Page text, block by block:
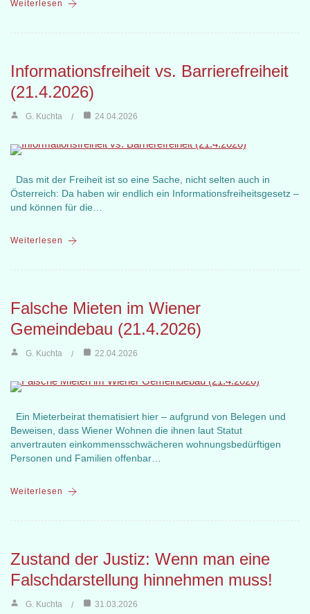
Weiterlesen
Informationsfreiheit vs. Barrierefreiheit
(21.4.2026)
G. Kuchta 24.04.2026
Das mit der Freiheit ist so eine Sache, nicht selten auch in
Österreich: Da haben wir endlich ein Informationsfreiheitsgesetz –
und können für die…
Weiterlesen
Falsche Mieten im Wiener
Gemeindebau (21.4.2026)
G. Kuchta 22.04.2026
Ein Mieterbeirat thematisiert hier – aufgrund von Belegen und
Beweisen, dass Wiener Wohnen die ihnen laut Statut
anvertrauten einkommensschwächeren wohnungsbedürftigen
Personen und Familien offenbar…
Weiterlesen
Zustand der Justiz: Wenn man eine
Falschdarstellung hinnehmen muss!
G. Kuchta 31.03.2026